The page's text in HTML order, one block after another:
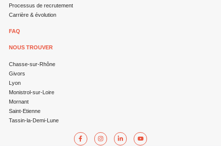
Processus de recrutement
Carrière & évolution
FAQ
NOUS TROUVER
Chasse-sur-Rhône
Givors
Lyon
Monistrol-sur-Loire
Mornant
Saint-Etienne
Tassin-la-Demi-Lune